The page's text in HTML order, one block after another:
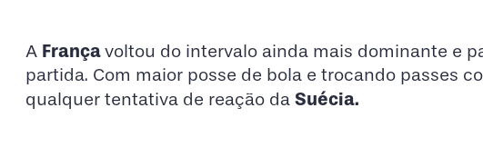
A Françavoltou do intervalo ainda mais dominante e
partida. Com maior posse de bola e trocando passes
qualquer tentativa de reação da Suécia.